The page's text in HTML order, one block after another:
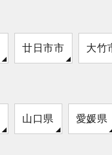
廿日市市 大竹
山口県 愛媛県